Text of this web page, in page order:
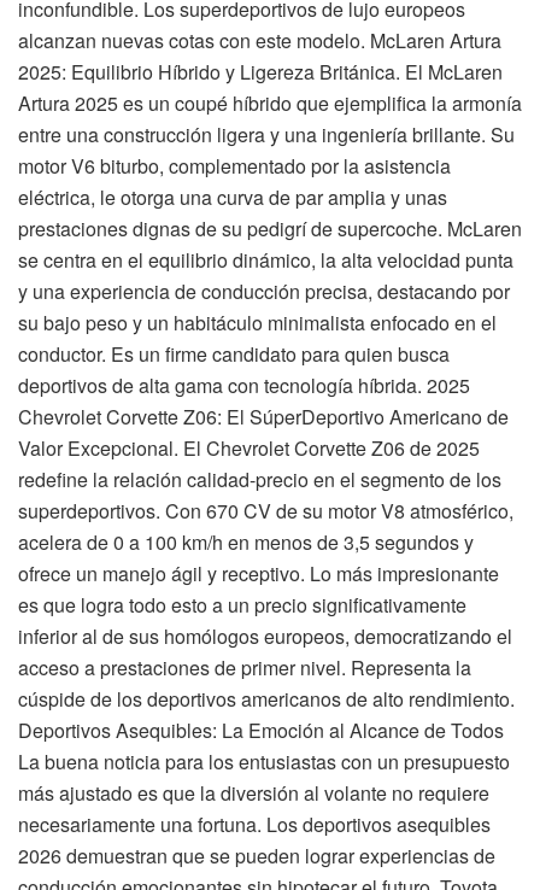
inconfundible. Los superdeportivos de lujo europeos
alcanzan nuevas cotas con este modelo. McLaren Artura
2025: Equilibrio Híbrido y Ligereza Británica. El McLaren
Artura 2025 es un coupé híbrido que ejemplifica la armonía
entre una construcción ligera y una ingeniería brillante. Su
motor V6 biturbo, complementado por la asistencia
eléctrica, le otorga una curva de par amplia y unas
prestaciones dignas de su pedigrí de supercoche. McLaren
se centra en el equilibrio dinámico, la alta velocidad punta
y una experiencia de conducción precisa, destacando por
su bajo peso y un habitáculo minimalista enfocado en el
conductor. Es un firme candidato para quien busca
deportivos de alta gama con tecnología híbrida. 2025
Chevrolet Corvette Z06: El SúperDeportivo Americano de
Valor Excepcional. El Chevrolet Corvette Z06 de 2025
redefine la relación calidad-precio en el segmento de los
superdeportivos. Con 670 CV de su motor V8 atmosférico,
acelera de 0 a 100 km/h en menos de 3,5 segundos y
ofrece un manejo ágil y receptivo. Lo más impresionante
es que logra todo esto a un precio significativamente
inferior al de sus homólogos europeos, democratizando el
acceso a prestaciones de primer nivel. Representa la
cúspide de los deportivos americanos de alto rendimiento.
Deportivos Asequibles: La Emoción al Alcance de Todos
La buena noticia para los entusiastas con un presupuesto
más ajustado es que la diversión al volante no requiere
necesariamente una fortuna. Los deportivos asequibles
2026 demuestran que se pueden lograr experiencias de